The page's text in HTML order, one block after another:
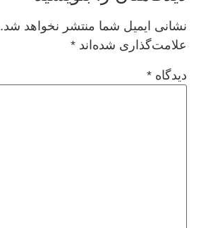
نشانی ایمیل شما منتشر نخواهد شد.
علامت‌گذاری شده‌اند *
دیدگاه *